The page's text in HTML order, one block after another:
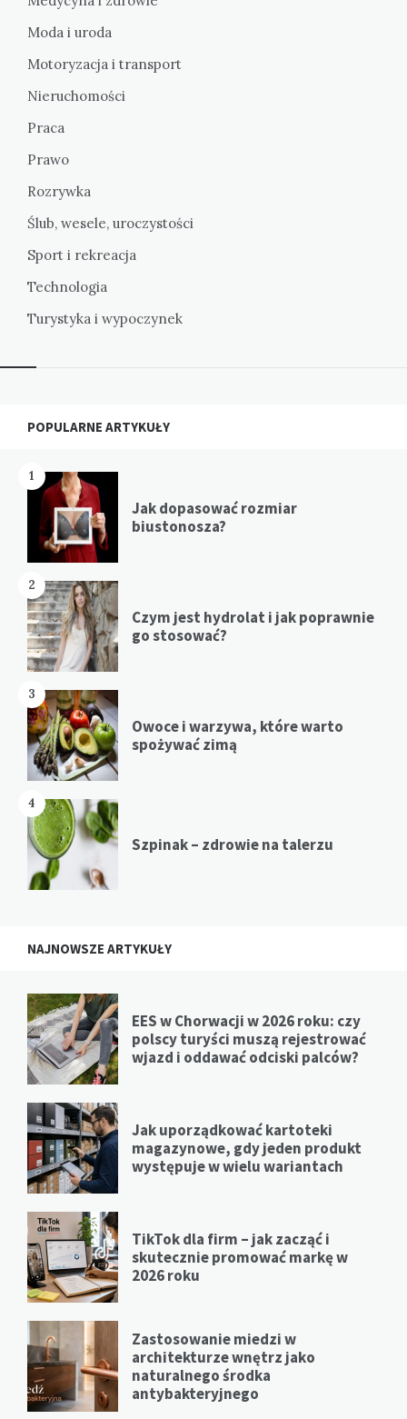
Moda i uroda
Motoryzacja i transport
Nieruchomości
Praca
Prawo
Rozrywka
Ślub, wesele, uroczystości
Sport i rekreacja
Technologia
Turystyka i wypoczynek
Widgets
POPULARNE ARTYKUŁY
1
Jak dopasować rozmiar
biustonosza?
2
Czym jest hydrolat i jak poprawnie
go stosować?
3
Owoce i warzywa, które warto
spożywać zimą
4
Szpinak – zdrowie na talerzu
NAJNOWSZE ARTYKUŁY
EES w Chorwacji w 2026 roku: czy
polscy turyści muszą rejestrować
wjazd i oddawać odciski palców?
Jak uporządkować kartoteki
magazynowe, gdy jeden produkt
występuje w wielu wariantach
TikTok dla firm – jak zacząć i
skutecznie promować markę w
2026 roku
Zastosowanie miedzi w
architekturze wnętrz jako
naturalnego środka
antybakteryjnego